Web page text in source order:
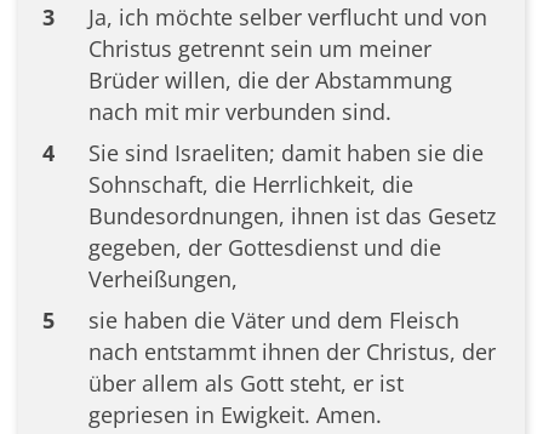
3
Ja, ich möchte selber verflucht und von
Christus getrennt sein um meiner
Brüder willen, die der Abstammung
nach mit mir verbunden sind.
4
Sie sind Israeliten; damit haben sie die
Sohnschaft, die Herrlichkeit, die
Bundesordnungen, ihnen ist das Gesetz
gegeben, der Gottesdienst und die
Verheißungen,
5
sie haben die Väter und dem Fleisch
nach entstammt ihnen der Christus, der
über allem als Gott steht, er ist
gepriesen in Ewigkeit. Amen.